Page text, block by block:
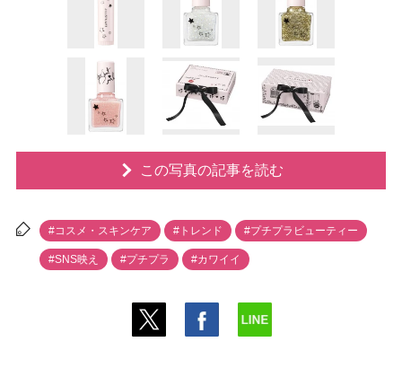
この写真の記事を読む
#コスメ・スキンケア #トレンド #プチプラビューティー
#SNS映え #プチプラ #カワイイ